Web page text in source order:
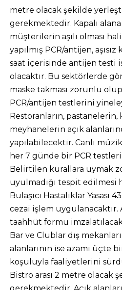
metre olacak şekilde
gerekmektedir. Kapalı
müşterilerin aşılı olması
yapılmış PCR/antijen,
saat içerisinde antijen testi
olacaktır. Bu sektörlerde
maske takması zorunlu
PCR/antijen testlerini
Restoranların, pastanelerin,
meyhanelerin açık
yapılabilecektir. Canlı
her 7 günde bir PCR
Belirtilen kurallara uymak
uyulmadığı tespit edilmesi
Bulaşıcı Hastalıklar Yasası
cezai işlem uygulanacaktır.
taahhüt formu
Bar ve Clublar dış
alanlarının ise azami üçte
koşuluyla faaliyetlerini
Bistro arası 2 metre olacak